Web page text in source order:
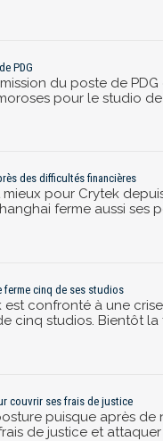
PDG
du poste de
pour le studio
des difficultés financières
pour Crytek
ferme aussi ses
ferme cinq de ses studios
est confronté à une
cinq studios. Bientôt la
couvrir ses frais de justice
puisque après
de justice et